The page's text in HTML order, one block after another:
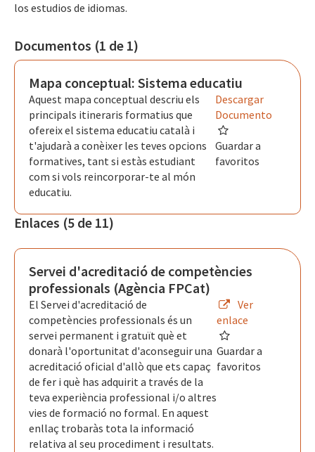
los estudios de idiomas.
Documentos (1 de 1)
Mapa conceptual: Sistema educatiu
Aquest mapa conceptual descriu els
principals itineraris formatius que
ofereix el sistema educatiu català i
t'ajudarà a conèixer les teves opcions
formatives, tant si estàs estudiant
com si vols reincorporar-te al món
educatiu.
Descargar
Documento
Guardar a
favoritos
Enlaces (5 de 11)
Servei d'acreditació de competències
professionals (Agència FPCat)
El Servei d'acreditació de
competències professionals és un
servei permanent i gratuït què et
donarà l'oportunitat d'aconseguir una
acreditació oficial d'allò que ets capaç
de fer i què has adquirit a través de la
teva experiència professional i/o altres
vies de formació no formal. En aquest
enllaç trobaràs tota la informació
relativa al seu procediment i resultats.
Ver
enlace
Guardar a
favoritos